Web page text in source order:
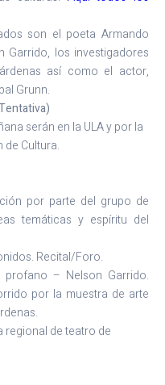
son el poeta Armando
Garrido, los investigadores
así como el actor,
Grunn.
serán en la ULA y por la
Cultura.
por parte del grupo de
temáticas y espíritu del
Recital/Foro.
– Nelson Garrido.
por la muestra de arte
regional de teatro de